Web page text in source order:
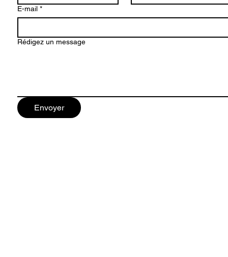
E-mail *
Rédigez un message
Envoyer